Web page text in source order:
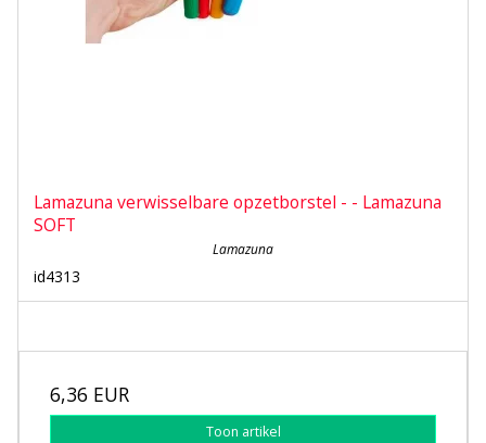
Lamazuna verwisselbare opzetborstel - - Lamazuna
SOFT
Lamazuna
id4313
6,36 EUR
Toon artikel